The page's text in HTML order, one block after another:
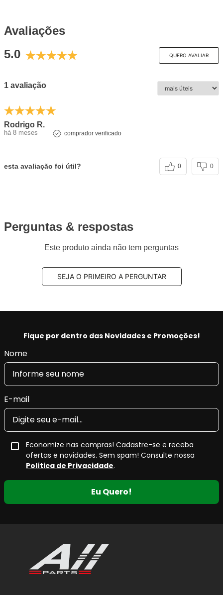
Avaliações
5.0
QUERO AVALIAR
1 avaliação
Rodrigo R.
há 8 meses comprador verificado
esta avaliação foi útil? 0 0
Perguntas & respostas
Este produto ainda não tem perguntas
SEJA O PRIMEIRO A PERGUNTAR
Fique por dentro das Novidades e Promoções!
Nome
E-mail
Economize nas compras! Cadastre-se e receba
ofertas e novidades. Sem spam! Consulte nossa
Política de Privacidade.
Eu Quero!